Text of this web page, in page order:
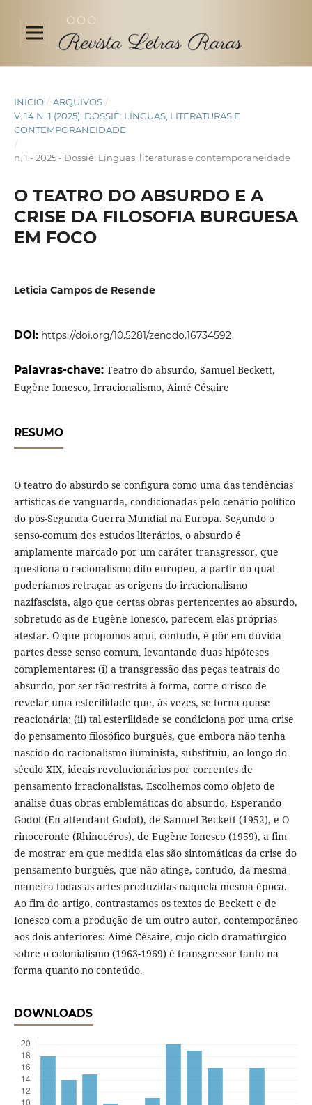
INÍCIO / ARQUIVOS /
V. 14 N. 1 (2025): DOSSIÊ: LÍNGUAS, LITERATURAS E
CONTEMPORANEIDADE
/
n. 1 - 2025 - Dossiê: Línguas, literaturas e contemporaneidade
O TEATRO DO ABSURDO E A
CRISE DA FILOSOFIA BURGUESA
EM FOCO
Leticia Campos de Resende
DOI: https://doi.org/10.5281/zenodo.16734592
Palavras-chave: Teatro do absurdo, Samuel Beckett,
Eugène Ionesco, Irracionalismo, Aimé Césaire
RESUMO
O teatro do absurdo se configura como uma das tendências
artísticas de vanguarda, condicionadas pelo cenário político
do pós-Segunda Guerra Mundial na Europa. Segundo o
senso-comum dos estudos literários, o absurdo é
amplamente marcado por um caráter transgressor, que
questiona o racionalismo dito europeu, a partir do qual
poderíamos retraçar as origens do irracionalismo
nazifascista, algo que certas obras pertencentes ao absurdo,
sobretudo as de Eugène Ionesco, parecem elas próprias
atestar. O que propomos aqui, contudo, é pôr em dúvida
partes desse senso comum, levantando duas hipóteses
complementares: (i) a transgressão das peças teatrais do
absurdo, por ser tão restrita à forma, corre o risco de
revelar uma esterilidade que, às vezes, se torna quase
reacionária; (ii) tal esterilidade se condiciona por uma crise
do pensamento filosófico burguês, que embora não tenha
nascido do racionalismo iluminista, substituiu, ao longo do
século XIX, ideais revolucionários por correntes de
pensamento irracionalistas. Escolhemos como objeto de
análise duas obras emblemáticas do absurdo, Esperando
Godot (En attendant Godot), de Samuel Beckett (1952), e O
rinoceronte (Rhinocéros), de Eugène Ionesco (1959), a fim
de mostrar em que medida elas são sintomáticas da crise do
pensamento burguês, que não atinge, contudo, da mesma
maneira todas as artes produzidas naquela mesma época.
Ao fim do artigo, contrastamos os textos de Beckett e de
Ionesco com a produção de um outro autor, contemporâneo
aos dois anteriores: Aimé Césaire, cujo ciclo dramatúrgico
sobre o colonialismo (1963-1969) é transgressor tanto na
forma quanto no conteúdo.
DOWNLOADS